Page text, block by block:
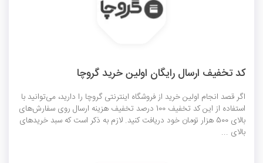
کد تخفیف ارسال رایگان اولین خرید گروچا
اگر قصد انجام اولین خرید از فروشگاه اینترنتی گروچا را دارید، می‌توانید با
استفاده از این کد تخفیف 100 درصد تخفیف هزینه ارسال روی سفارش‌های
بالای 500 هزار تومان خود دریافت کنید. لازم به ذکر است که سبد خریدهای
بالای ...